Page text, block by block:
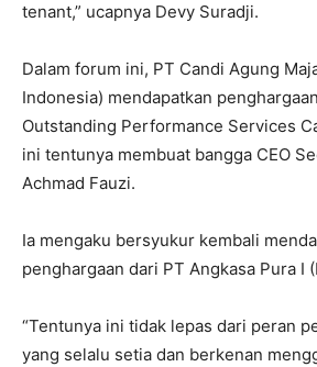
tenant,” ucapnya Devy Suradji.
Dalam forum ini, PT Candi Agung
Indonesia) mendapatkan
Outstanding Performance Services
ini tentunya membuat bangga CEO
Achmad Fauzi.
Ia mengaku bersyukur kembali
penghargaan dari PT Angkasa Pura I
“Tentunya ini tidak lepas dari peran
yang selalu setia dan berkenan